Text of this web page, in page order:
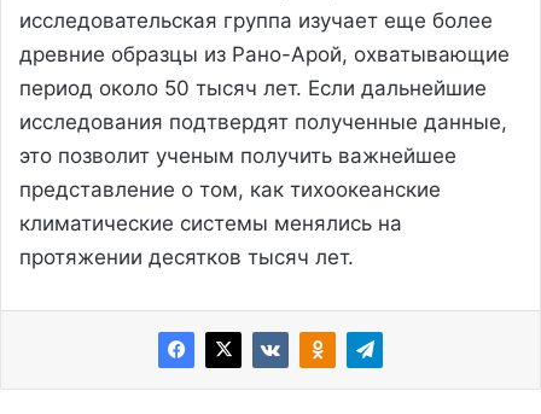
исследовательская группа изучает еще более
древние образцы из Рано-Арой, охватывающие
период около 50 тысяч лет. Если дальнейшие
исследования подтвердят полученные данные,
это позволит ученым получить важнейшее
представление о том, как тихоокеанские
климатические системы менялись на
протяжении десятков тысяч лет.